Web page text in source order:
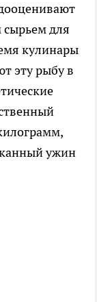
сырьем для
кулинары
эту рыбу в
ужин